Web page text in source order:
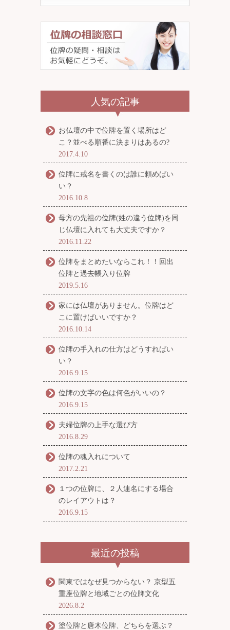
人気の記事
お仏壇の中で位牌を置く場所はど
こ？並べる順番に決まりはあるの?
2017.4.10
位牌に戒名を書くのは誰に頼めばい
い？
2016.10.8
母方の先祖の位牌(姓の違う位牌)を同
じ仏壇に入れても大丈夫ですか？
2016.11.22
位牌をまとめたいならこれ！！回出
位牌と過去帳入り位牌
2019.5.16
家には仏壇がありません。位牌はど
こに置けばいいですか？
2016.10.14
位牌の手入れの仕方はどうすればい
い？
2016.9.15
位牌の文字の色は何色がいいの？
2016.9.15
夫婦位牌の上手な選び方
2016.8.29
位牌の魂入れについて
2017.2.21
１つの位牌に、２人連名にする場合
のレイアウトは？
2016.9.15
最近の投稿
関東ではなぜ見つからない？ 京型五
重座位牌と地域ごとの位牌文化
2026.8.2
塗位牌と唐木位牌、どちらを選ぶ？